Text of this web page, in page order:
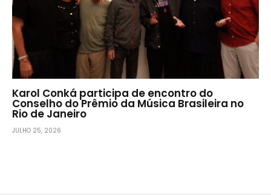
Karol Conká participa de encontro do
Conselho do Prêmio da Música Brasileira no
Rio de Janeiro
JULHO 25, 2026